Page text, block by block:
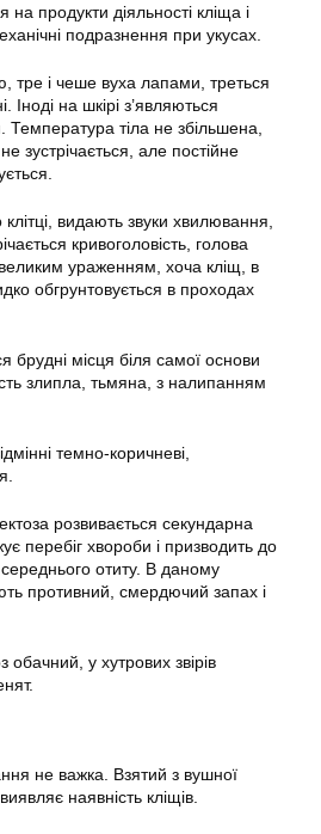
на продукти діяльності кліща і
подразнення при укусах.
тре і чеше вуха лапами, треться
Іноді на шкірі з’являються
Температура тіла не збільшена,
зустрічається, але постійне
клітці, видають звуки хвилювання,
кривоголовість, голова
великим ураженням, хоча кліщ, в
обгрунтовується в проходах
брудні місця біля самої основи
злипла, тьмяна, з налипанням
темно-коричневі,
розвивається секундарна
перебіг хвороби і призводить до
середнього отиту. В даному
противний, смердючий запах і
у хутрових звірів
не важка. Взятий з вушної
наявність кліщів.